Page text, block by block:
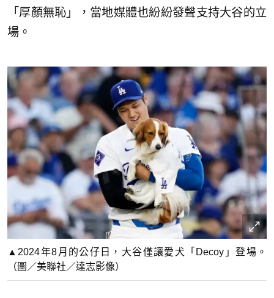
「厚顏無恥」，當地媒體也紛紛發聲支持大谷的立
場。
▲2024年8月的公仔日，大谷僅讓愛犬「Decoy」登場。
（圖／美聯社／達志影像）